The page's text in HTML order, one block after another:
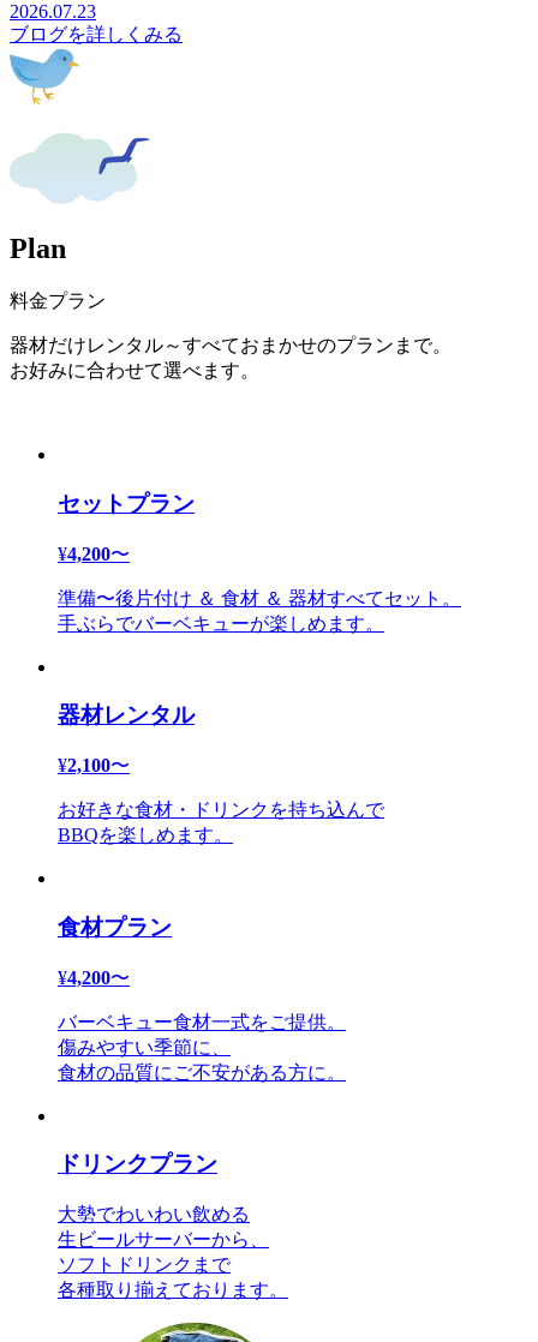
2026.07.23
ブログを詳しくみる
Plan
料金プラン
器材だけレンタル～すべておまかせのプランまで。
お好みに合わせて選べます。
セットプラン
¥4,200〜
準備〜後片付け ＆ 食材 ＆ 器材すべてセット。
手ぶらでバーベキューが楽しめます。
器材レンタル
¥2,100〜
お好きな食材・ドリンクを持ち込んで
BBQを楽しめます。
食材プラン
¥4,200〜
バーベキュー食材一式をご提供。
傷みやすい季節に、
食材の品質にご不安がある方に。
ドリンクプラン
大勢でわいわい飲める
生ビールサーバーから、
ソフトドリンクまで
各種取り揃えております。